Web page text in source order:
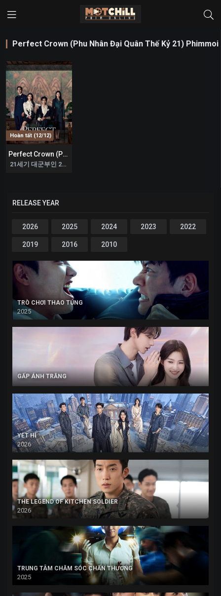
Perfect Crown (Phu Nhân Đại Quân Thế Kỷ 21) Phimmoi
Hoàn tất (12/12)
0
Perfect Crown (Phu Nhân Đại Quân Thế Kỷ 21)
21세기 대군부인 2026
RELEASE YEAR
2026 2025 2024 2023 2022
2019 2016 2010
TRÒ CHƠI THAO TÚNG
2025
GẤP ÁNH TRĂNG
YẾT HÍ
2026
THE LEGEND OF KITCHEN SOLDIER
2026
TRUNG TÂM CHĂM SÓC CHẤN THƯƠNG
2025